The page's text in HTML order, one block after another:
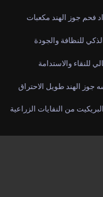
فحم جوز الهند مكعبات
للنظافة والجودة
للنقاء والاستدامة
جوز الهند طويل الاحتراق
من النفايات الزراعية